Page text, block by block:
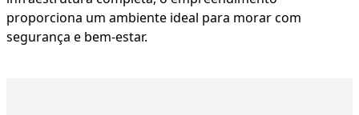
proporciona um ambiente ideal para morar com
segurança e bem-estar.